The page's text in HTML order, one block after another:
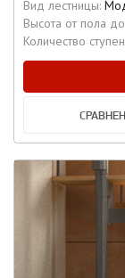
Вид лестницы:
Высота от пола
Количество